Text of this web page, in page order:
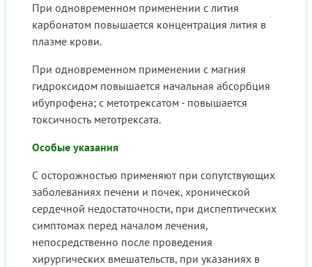
При одновременном применении с лития
карбонатом повышается концентрация лития в
плазме крови.
При одновременном применении с магния
гидроксидом повышается начальная абсорбция
ибупрофена; с метотрексатом - повышается
токсичность метотрексата.
Особые указания
С осторожностью применяют при сопутствующих
заболеваниях печени и почек, хронической
сердечной недостаточности, при диспептических
симптомах перед началом лечения,
непосредственно после проведения
хирургических вмешательств, при указаниях в